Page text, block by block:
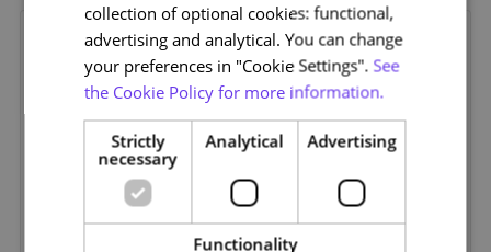
July 7, 2022
collection of optional cookies: functional,
advertising and analytical. You can change
your preferences in "Cookie Settings". See
the Cookie Policy for more information.
Strictly
necessary
Analytical Advertising
Functionality